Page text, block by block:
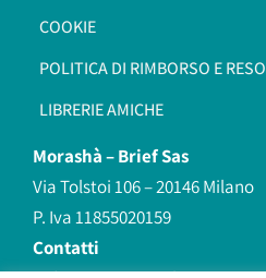
COOKIE
POLITICA DI RIMBORSO E RESO
LIBRERIE AMICHE
Morashà –Brief Sas
Via Tolstoi 106 – 20146 Milano
P. Iva 11855020159
Contatti